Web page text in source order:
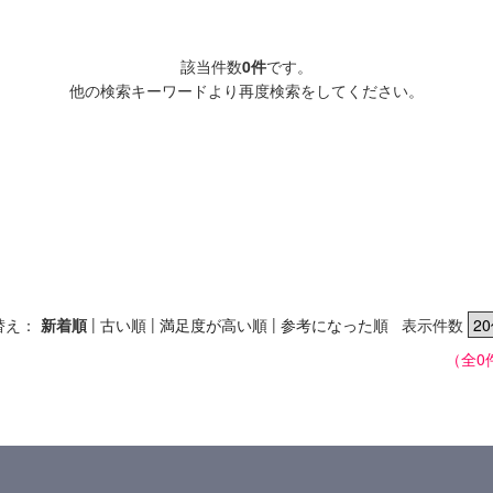
該当件数0件です。
他の検索キーワードより再度検索をしてください。
： 新着順 | 古い順 | 満足度が高い順 | 参考になった順 表示件数
（全